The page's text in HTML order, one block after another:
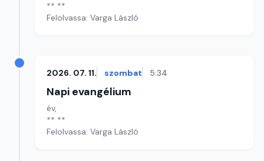
** **
Felolvassa: Varga László
2026. 07. 11. szombat 5:34
Napi evangélium
év,
** **
Felolvassa: Varga László